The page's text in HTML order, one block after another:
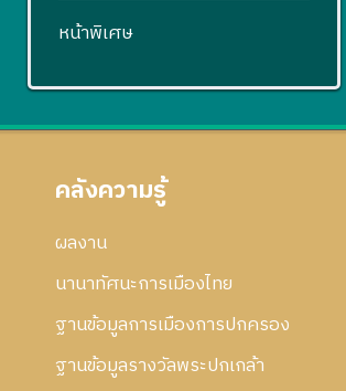
หน้าพิเศษ
คลังความรู้
ผลงาน
นานาทัศนะการเมืองไทย
ฐานข้อมูลการเมืองการปกครอง
ฐานข้อมูลรางวัลพระปกเกล้า